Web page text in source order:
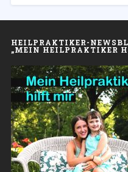
HEILPRAKTIKER-
„MEIN HEILPRAKTIKER